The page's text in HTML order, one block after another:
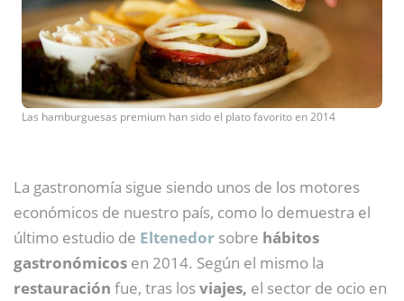
Las hamburguesas premium han sido el plato favorito en 2014
La gastronomía sigue siendo unos de los motores
económicos de nuestro país, como lo demuestra el
último estudio de Eltenedor sobre hábitos
gastronómicos en 2014. Según el mismo la
restauración fue, tras losviajes, el sector de ocio en